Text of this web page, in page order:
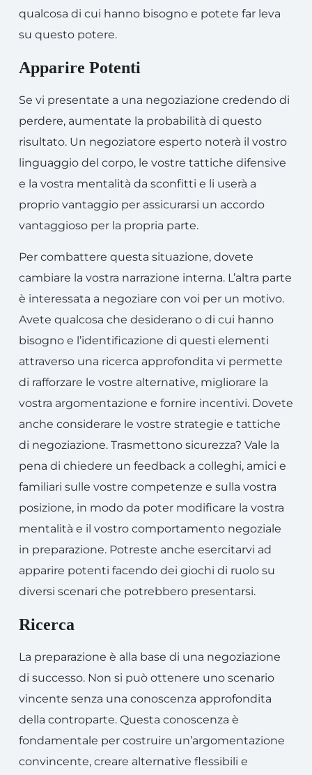
qualcosa di cui hanno bisogno e potete far leva
su questo potere.
Apparire Potenti
Se vi presentate a una negoziazione credendo di
perdere, aumentate la probabilità di questo
risultato. Un negoziatore esperto noterà il vostro
linguaggio del corpo, le vostre tattiche difensive
e la vostra mentalità da sconfitti e li userà a
proprio vantaggio per assicurarsi un accordo
vantaggioso per la propria parte.
Per combattere questa situazione, dovete
cambiare la vostra narrazione interna. L’altra parte
è interessata a negoziare con voi per un motivo.
Avete qualcosa che desiderano o di cui hanno
bisogno e l’identificazione di questi elementi
attraverso una ricerca approfondita vi permette
di rafforzare le vostre alternative, migliorare la
vostra argomentazione e fornire incentivi. Dovete
anche considerare le vostre strategie e tattiche
di negoziazione. Trasmettono sicurezza? Vale la
pena di chiedere un feedback a colleghi, amici e
familiari sulle vostre competenze e sulla vostra
posizione, in modo da poter modificare la vostra
mentalità e il vostro comportamento negoziale
in preparazione. Potreste anche esercitarvi ad
apparire potenti facendo dei giochi di ruolo su
diversi scenari che potrebbero presentarsi.
Ricerca
La preparazione è alla base di una negoziazione
di successo. Non si può ottenere uno scenario
vincente senza una conoscenza approfondita
della controparte. Questa conoscenza è
fondamentale per costruire un’argomentazione
convincente, creare alternative flessibili e